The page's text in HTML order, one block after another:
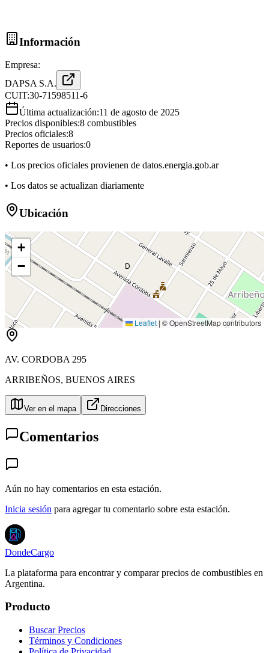
Información
Empresa:
DAPSA S.A.
CUIT:30-71598511-6
Última actualización:11 de agosto de 2025
Precios disponibles:8 combustibles
Precios oficiales:8
Reportes de usuarios:0
• Los precios oficiales provienen de datos.energia.gob.ar
• Los datos se actualizan diariamente
Ubicación
D
+
−
Leaflet | © OpenStreetMap contributors
AV. CORDOBA 295
ARRIBEÑOS, BUENOS AIRES
Ver en el mapa Direcciones
Comentarios
Aún no hay comentarios en esta estación.
Inicia sesión para agregar tu comentario sobre esta estación.
DondeCargo
La plataforma para encontrar y comparar precios de combustibles en
Argentina.
Producto
Buscar Precios
Términos y Condiciones